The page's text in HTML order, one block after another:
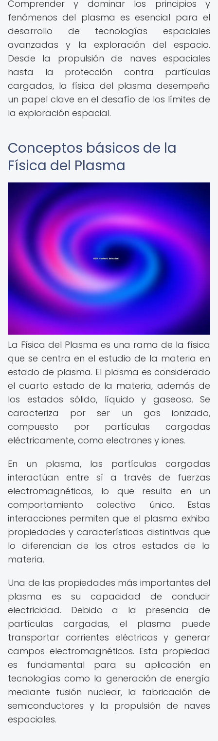
Comprender y dominar los principios y
fenómenos del plasma es esencial para el
desarrollo de tecnologías espaciales
avanzadas y la exploración del espacio.
Desde la propulsión de naves espaciales
hasta la protección contra partículas
cargadas, la física del plasma desempeña
un papel clave en el desafío de los límites de
la exploración espacial.
Conceptos básicos de la
Física del Plasma
La Física del Plasma es una rama de la física
que se centra en el estudio de la materia en
estado de plasma. El plasma es considerado
el cuarto estado de la materia, además de
los estados sólido, líquido y gaseoso. Se
caracteriza por ser un gas ionizado,
compuesto por partículas cargadas
eléctricamente, como electrones y iones.
En un plasma, las partículas cargadas
interactúan entre sí a través de fuerzas
electromagnéticas, lo que resulta en un
comportamiento colectivo único. Estas
interacciones permiten que el plasma exhiba
propiedades y características distintivas que
lo diferencian de los otros estados de la
materia.
Una de las propiedades más importantes del
plasma es su capacidad de conducir
electricidad. Debido a la presencia de
partículas cargadas, el plasma puede
transportar corrientes eléctricas y generar
campos electromagnéticos. Esta propiedad
es fundamental para su aplicación en
tecnologías como la generación de energía
mediante fusión nuclear, la fabricación de
semiconductores y la propulsión de naves
espaciales.